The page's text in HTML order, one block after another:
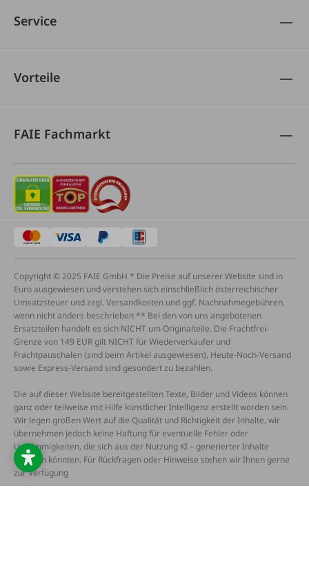
Service
Vorteile
FAIE Fachmarkt
Copyright © 2025 FAIE GmbH * Die Preise auf unserer Website sind in
Euro ausgewiesen und verstehen sich einschließlich österreichischer
Umsatzsteuer und zzgl. Versandkosten und ggf. Nachnahmegebühren,
wenn nicht anders beschrieben ** Bei den von uns angebotenen
Ersatzteilen handelt es sich NICHT um Originalteile. Die Frachtfrei-
Grenze von 149 EUR gilt NICHT für Wiederverkäufer und
Frachtpauschalen (sind beim Artikel ausgewiesen), Heute-Noch-Versand
sowie Express-Versand sind gesondert zu bezahlen.
Die auf dieser Website bereitgestellten Texte, Bilder und Videos können
ganz oder teilweise mit Hilfe künstlicher Intelligenz erstellt worden sein.
Wir legen großen Wert auf die Qualität und Richtigkeit der Inhalte, wir
übernehmen jedoch keine Haftung für eventuelle Fehler oder
Unstimmigkeiten, die sich aus der Nutzung KI – generierter Inhalte
ergeben könnten. Für Rückfragen oder Hinweise stehen wir Ihnen gerne
zur Verfügung